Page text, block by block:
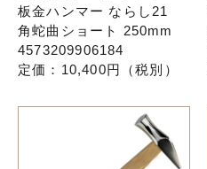
板金ハンマー ならし21
角蛇曲ショート 250mm
4573209906184
定価：10,400円（税別）